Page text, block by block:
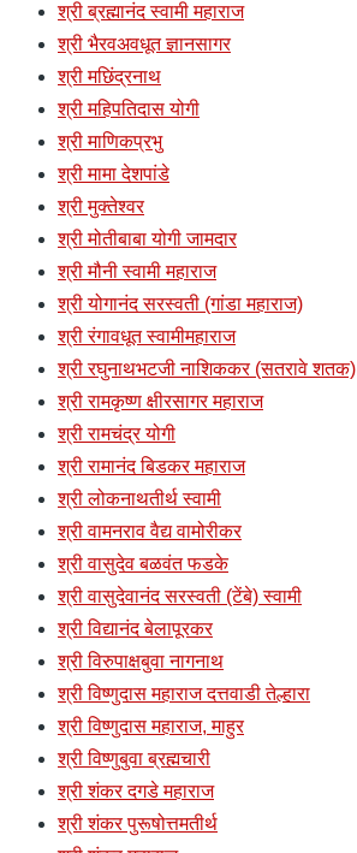
श्री ब्रह्मानंद स्वामी महाराज
श्री भैरवअवधूत ज्ञानसागर
श्री मछिंद्रनाथ
श्री महिपतिदास योगी
श्री माणिकप्रभु
श्री मामा देशपांडे
श्री मुक्तेश्वर
श्री मोतीबाबा योगी जामदार
श्री मौनी स्वामी महाराज
श्री योगानंद सरस्वती (गांडा महाराज)
श्री रंगावधूत स्वामीमहाराज
श्री रघुनाथभटजी नाशिककर (सतरावे शतक)
श्री रामकृष्ण क्षीरसागर महाराज
श्री रामचंद्र योगी
श्री रामानंद बिडकर महाराज
श्री लोकनाथतीर्थ स्वामी
श्री वामनराव वैद्य वामोरीकर
श्री वासुदेव बळवंत फडके
श्री वासुदेवानंद सरस्वती (टेंबे) स्वामी
श्री विद्यानंद बेलापूरकर
श्री विरुपाक्षबुवा नागनाथ
श्री विष्णुदास महाराज दत्तवाडी तेल्हारा
श्री विष्णुदास महाराज, माहुर
श्री विष्णुबुवा ब्रह्मचारी
श्री शंकर दगडे महाराज
श्री शंकर पुरूषोत्तमतीर्थ